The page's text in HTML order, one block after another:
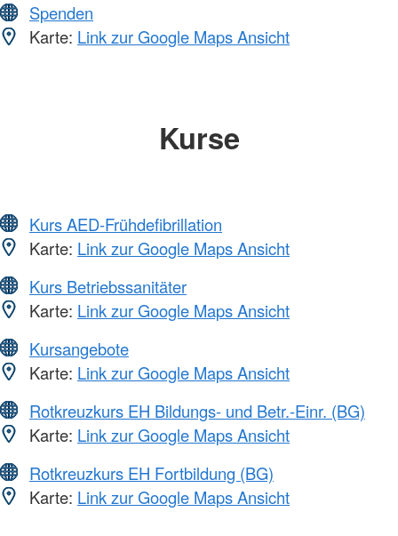
Spenden
Karte: Link zur Google Maps Ansicht
Kurse
Kurs AED-Frühdefibrillation
Karte: Link zur Google Maps Ansicht
Kurs Betriebssanitäter
Karte: Link zur Google Maps Ansicht
Kursangebote
Karte: Link zur Google Maps Ansicht
Rotkreuzkurs EH Bildungs- und Betr.-Einr. (BG)
Karte: Link zur Google Maps Ansicht
Rotkreuzkurs EH Fortbildung (BG)
Karte: Link zur Google Maps Ansicht